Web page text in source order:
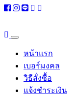
หน้าแรก
เบอร์มงคล
วิธีสั่งซื้อ
แจ้งชำระเงิน